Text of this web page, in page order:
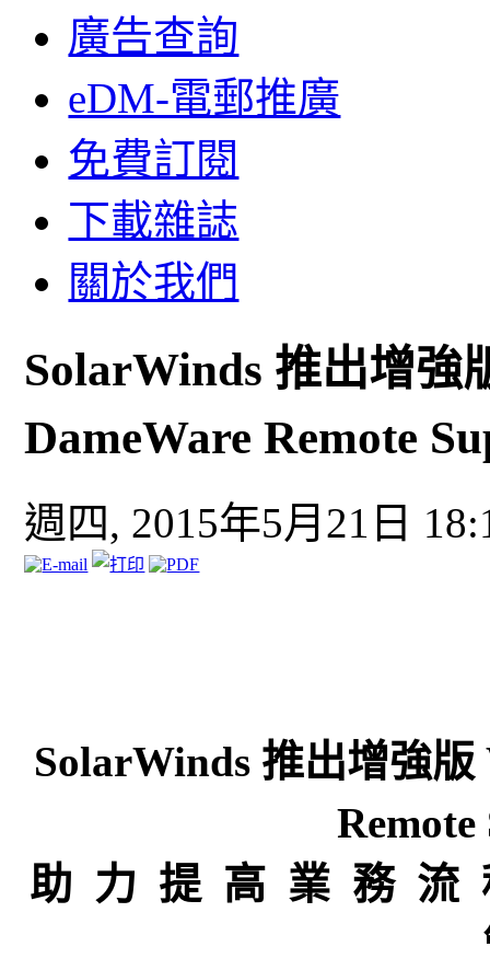
廣告查詢
eDM-電郵推廣
免費訂閱
下載雜誌
關於我們
SolarWinds 推出增強
DameWare Remote
週四, 2015年5月21日
SolarWinds 推出增強版
助 力 提 高 業 務 流